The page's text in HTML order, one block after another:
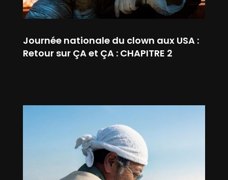
Journée nationale du clown aux USA :
Retour sur ÇA et ÇA : CHAPITRE 2